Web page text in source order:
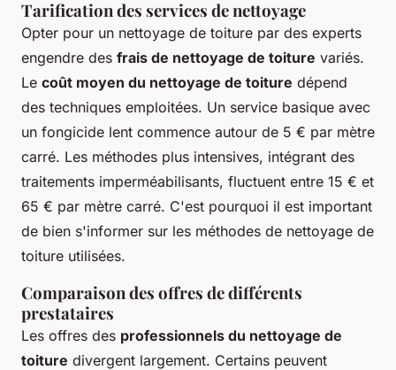
Tarification des services de nettoyage
Opter pour un nettoyage de toiture par des experts
engendre des frais de nettoyage de toiture variés.
Le coût moyen du nettoyage de toiture dépend
des techniques emploitées. Un service basique avec
un fongicide lent commence autour de 5 € par mètre
carré. Les méthodes plus intensives, intégrant des
traitements imperméabilisants, fluctuent entre 15 € et
65 € par mètre carré. C'est pourquoi il est important
de bien s'informer sur les méthodes de nettoyage de
toiture utilisées.
Comparaison des offres de différents
prestataires
Les offres des professionnels du nettoyage de
toiture divergent largement. Certains peuvent